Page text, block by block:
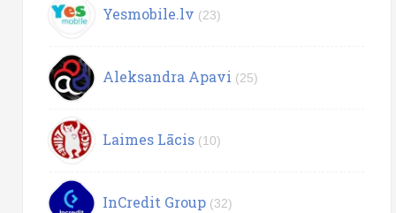
Yesmobile.lv (23)
Aleksandra Apavi (25)
Laimes Lācis (10)
InCredit Group (32)